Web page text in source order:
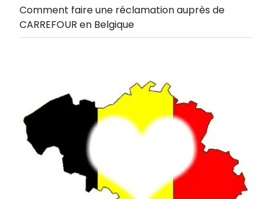
Comment faire une réclamation auprès de
CARREFOUR en Belgique